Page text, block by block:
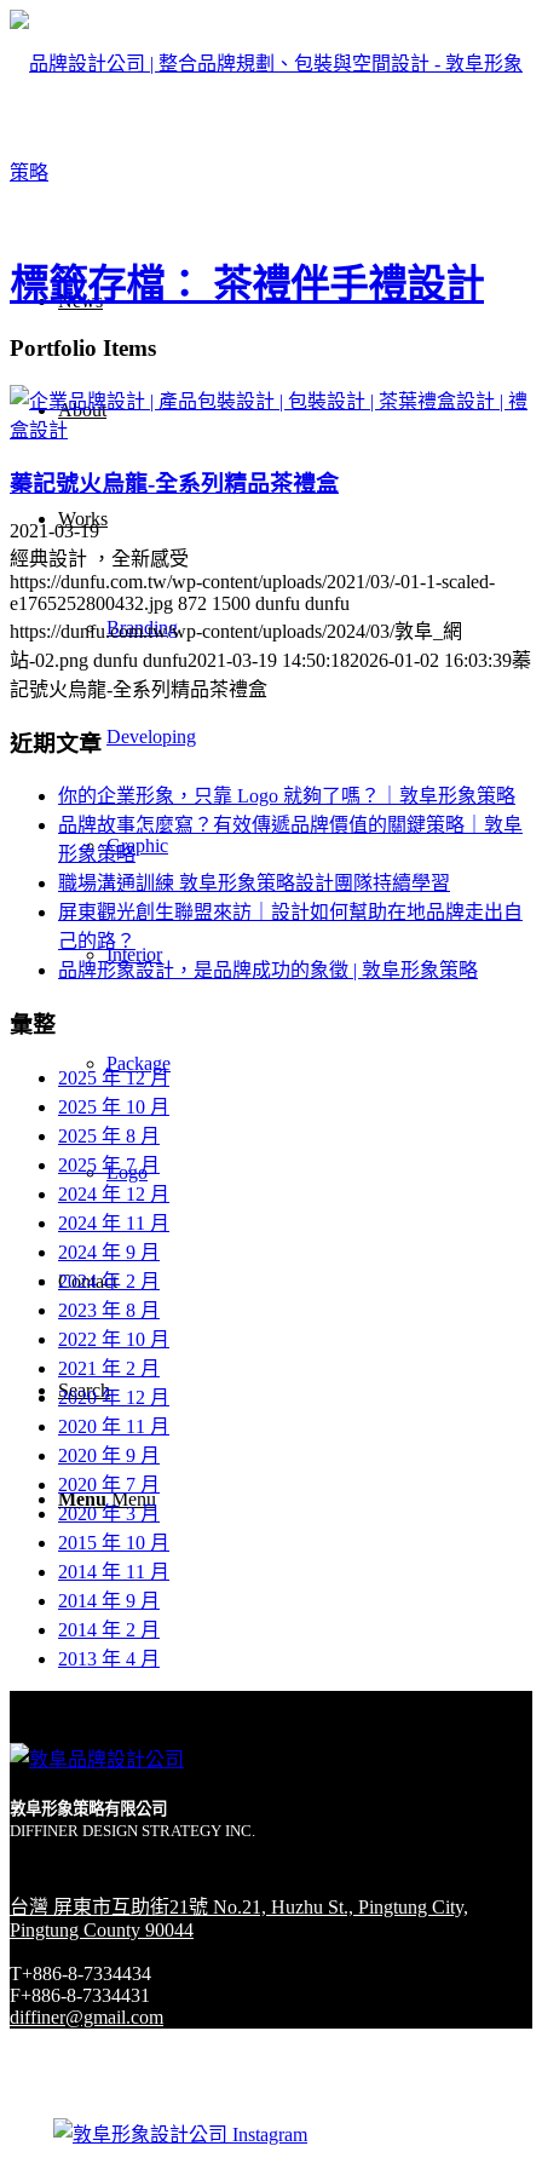
News
About
Works
Branding
Developing
Graphic
Interior
Package
Logo
Contact
Search
Menu Menu
標籤存檔： 茶禮伴手禮設計
Portfolio Items
蓁記號火烏龍-全系列精品茶禮盒
2021-03-19
經典設計 ，全新感受
https://dunfu.com.tw/wp-content/uploads/2021/03/-01-1-scaled-
e1765252800432.jpg 872 1500 dunfu dunfu
https://dunfu.com.tw/wp-content/uploads/2024/03/敦阜_網
站-02.png dunfu dunfu2021-03-19 14:50:182026-01-02 16:03:39蓁
記號火烏龍-全系列精品茶禮盒
近期文章
你的企業形象，只靠 Logo 就夠了嗎？｜敦阜形象策略
品牌故事怎麼寫？有效傳遞品牌價值的關鍵策略｜敦阜
形象策略
職場溝通訓練 敦阜形象策略設計團隊持續學習
屏東觀光創生聯盟來訪｜設計如何幫助在地品牌走出自
己的路？
品牌形象設計，是品牌成功的象徵 | 敦阜形象策略
彙整
2025 年 12 月
2025 年 10 月
2025 年 8 月
2025 年 7 月
2024 年 12 月
2024 年 11 月
2024 年 9 月
2024 年 2 月
2023 年 8 月
2022 年 10 月
2021 年 2 月
2020 年 12 月
2020 年 11 月
2020 年 9 月
2020 年 7 月
2020 年 3 月
2015 年 10 月
2014 年 11 月
2014 年 9 月
2014 年 2 月
2013 年 4 月
敦阜形象策略有限公司
DIFFINER DESIGN STRATEGY INC.
台灣 屏東市互助街21號 No.21, Huzhu St., Pingtung City,
Pingtung County 90044
T+886-8-7334434
F+886-8-7334431
diffiner@gmail.com